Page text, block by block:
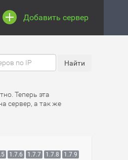
Добавить сервер
Теперь эта
сервер, а так же
1.7.6 1.7.7 1.7.8
1.7.9